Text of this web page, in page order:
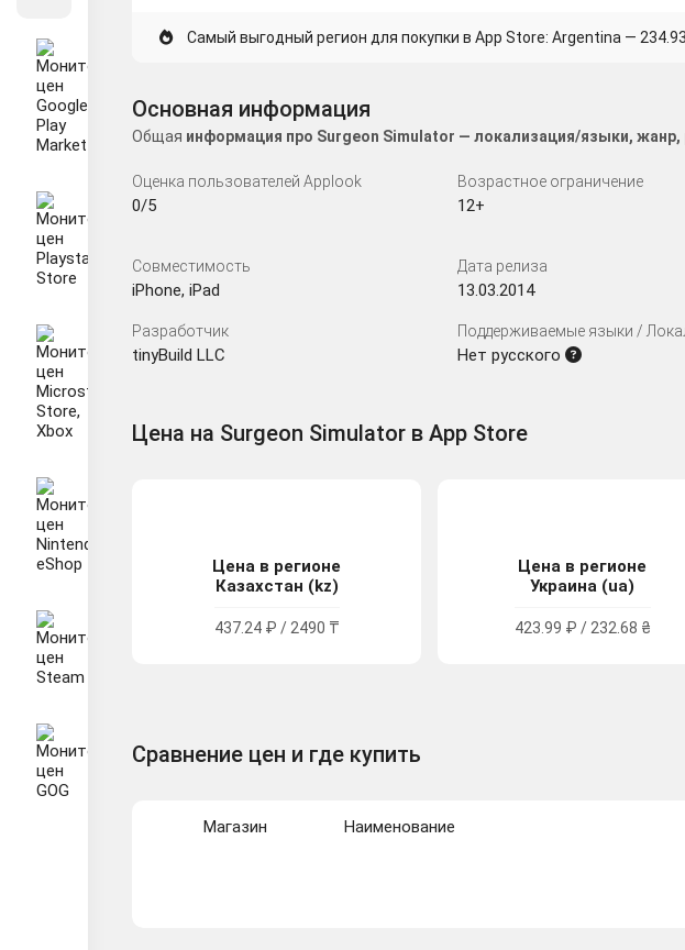
Самый выгодный регион для покупки в App Store: Argentina —
Основная информация
Общая информация про Surgeon Simulator — локализация/языки,
Оценка пользователей Applook
0/5
Возрастное ограничение
12+
Совместимость
iPhone, iPad
Дата релиза
13.03.2014
Разработчик
tinyBuild LLC
Поддерживаемые языки /
Нет русского
Цена на Surgeon Simulator в App Store
Цена в регионе
Казахстан (kz)
437.24 ₽ / 2490 ₸
Цена в регионе
Украина (ua)
423.99 ₽ / 232.68 ₴
Сравнение цен и где купить
Магазин Наименование